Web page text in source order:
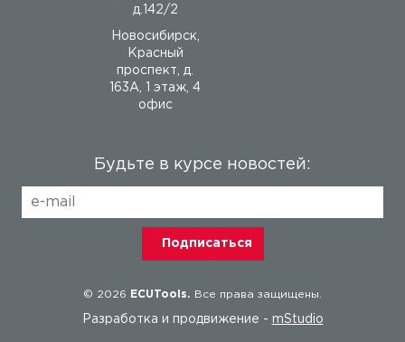
д.142/2
Новосибирск,
Красный
проспект, д.
163А, 1 этаж, 4
офис
Будьте в курсе новостей:
© 2026 ECUTools. Все права защищены.
Разработка и продвижение - mStudio